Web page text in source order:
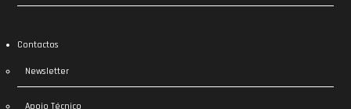
Contactos
Newsletter
Apoio Técnico